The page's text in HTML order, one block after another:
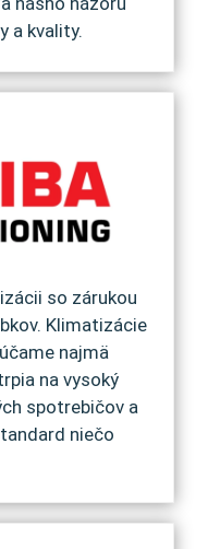
a kvality.
so zárukou
Klimatizácie
najmä
na vysoký
spotrebičov a
niečo